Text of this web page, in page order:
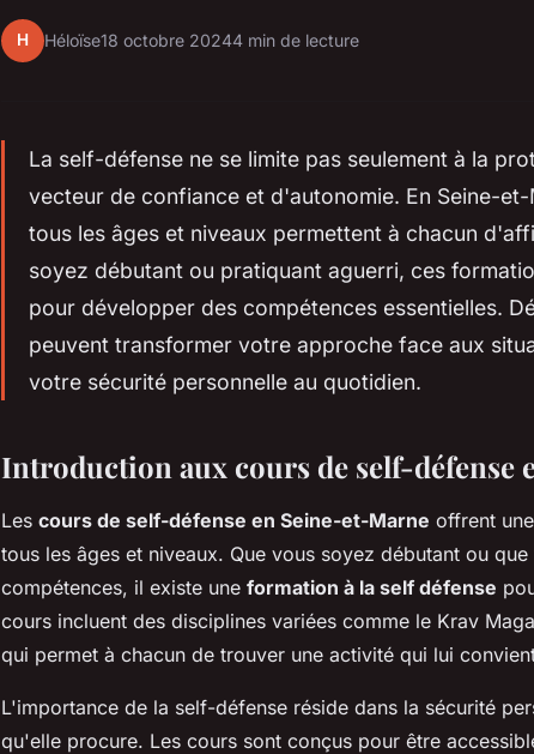
H Héloïse18 octobre 20244 min de lecture
La self-défense ne se limite pas seulement à la
vecteur de confiance et d'autonomie. En Seine-
tous les âges et niveaux permettent à chacun
soyez débutant ou pratiquant aguerri, ces
pour développer des compétences essentielles.
peuvent transformer votre approche face aux
votre sécurité personnelle au quotidien.
Introduction aux cours de self-défense
Les cours de self-défense en Seine-et-Marne offrent
tous les âges et niveaux. Que vous soyez débutant ou
compétences, il existe une formation à la self défense
cours incluent des disciplines variées comme le Krav
qui permet à chacun de trouver une activité qui lui
L'importance de la self-défense réside dans la sécurité
qu'elle procure. Les cours sont conçus pour être